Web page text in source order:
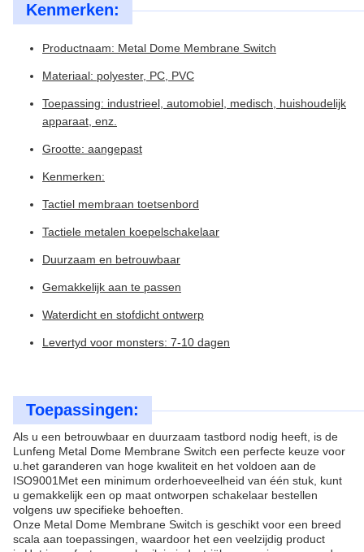
Kenmerken:
Productnaam: Metal Dome Membrane Switch
Materiaal: polyester, PC, PVC
Toepassing: industrieel, automobiel, medisch, huishoudelijk
apparaat, enz.
Grootte: aangepast
Kenmerken:
Tactiel membraan toetsenbord
Tactiele metalen koepelschakelaar
Duurzaam en betrouwbaar
Gemakkelijk aan te passen
Waterdicht en stofdicht ontwerp
Levertyd voor monsters: 7-10 dagen
Toepassingen:
Als u een betrouwbaar en duurzaam tastbord nodig heeft, is de
Lunfeng Metal Dome Membrane Switch een perfecte keuze voor
u.het garanderen van hoge kwaliteit en het voldoen aan de
ISO9001Met een minimum orderhoeveelheid van één stuk, kunt
u gemakkelijk een op maat ontworpen schakelaar bestellen
volgens uw specifieke behoeften.
Onze Metal Dome Membrane Switch is geschikt voor een breed
scala aan toepassingen, waardoor het een veelzijdig product